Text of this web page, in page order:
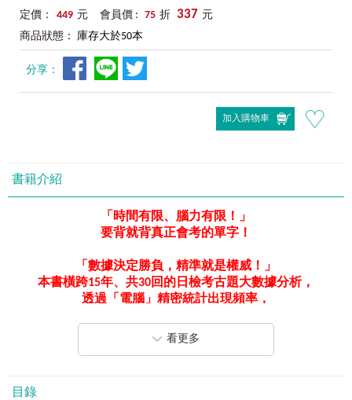
定價：
449 元 會員價 : 75 折 337 元
商品狀態： 庫存大於50本
分享：
加入購物車
書籍介紹
「時間有限、腦力有限！」
要背就背真正會考的單字！
「數據決定勝負，精準就是權威！」
本書橫跨15年、共30回的日檢考古題大數據分析，
透過「電腦」精密統計出現頻率，
從上萬詞彙中去蕪存菁，
看更多
目錄